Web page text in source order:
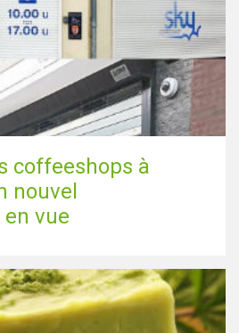
coffeeshops à
nouvel
vue